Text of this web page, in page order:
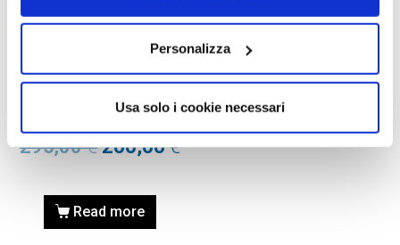
Personalizza
Usa solo i cookie necessari
OCCHIALI DA VISTA
OCCHIALE DA VISTA
TIFFANY TF2162 – 8134
Calibro 53
295,00€ 200,00€
Read more